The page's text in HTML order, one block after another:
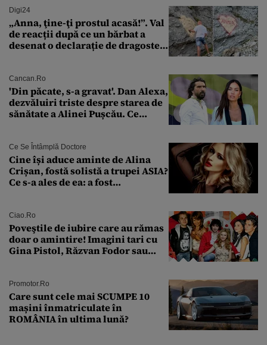
Digi24
„Anna, ţine-ţi prostul acasă!”. Val
de reacții după ce un bărbat a
desenat o declarație de dragoste
Cancan.ro
'Din păcate, s-a gravat'. Dan Alexa,
dezvăluiri triste despre starea de
sănătate a Alinei Pușcău. Ce
Ce Se Întâmplă Doctore
Cine își aduce aminte de Alina
Crișan, fostă solistă a trupei ASIA?
Ce s-a ales de ea: a fost
Ciao.ro
Poveştile de iubire care au rămas
doar o amintire! Imagini tari cu
Gina Pistol, Răzvan Fodor sau
Promotor.ro
Care sunt cele mai SCUMPE 10
mașini înmatriculate în
ROMÂNIA în ultima lună?